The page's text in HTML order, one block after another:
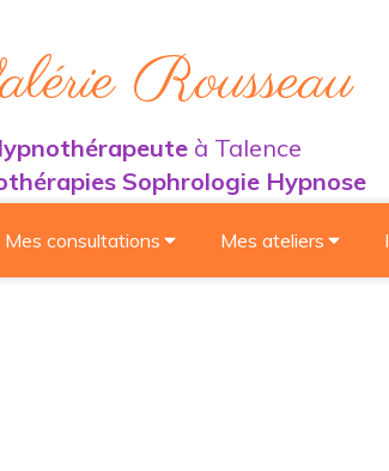
Rousseau
à Talence
Sophrologie Hypnose
Mes consultations Mes ateliers